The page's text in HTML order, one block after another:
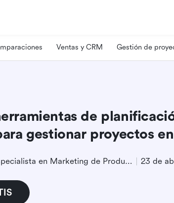
Ventas y CRM Gestión de
de
gestionar proyectos
Especialista en Marketing de Producto 23 de